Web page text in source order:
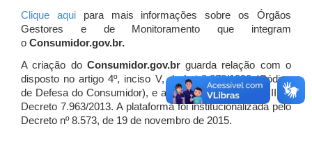
Clique aquipara mais informações sobre os Órgãos
Gestores e de Monitoramento que integram
o Consumidor.gov.br.
A criação do Consumidor.gov.brguarda relação com o
disposto no artigo 4º, inciso V, da Lei 8.078/1990 (Código
de Defesa do Consumidor), e artigo 7º, incisos I, II e III do
Decreto 7.963/2013. A plataforma foi institucionalizada pelo
Decreto nº 8.573, de 19 de novembro de 2015.